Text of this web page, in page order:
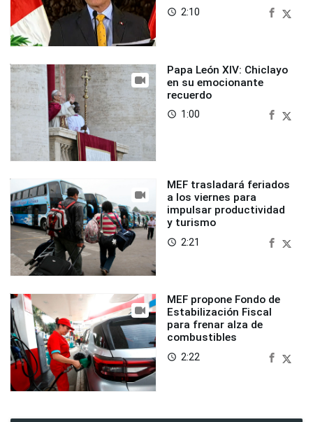
access_time 2:10
Papa León XIV: Chiclayo
en su emocionante
recuerdo
access_time 1:00
MEF trasladará feriados
a los viernes para
impulsar productividad
y turismo
access_time 2:21
MEF propone Fondo de
Estabilización Fiscal
para frenar alza de
combustibles
access_time 2:22